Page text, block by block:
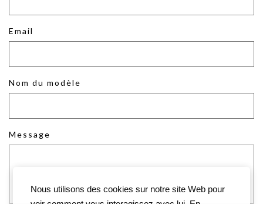
Email
Nom du modèle
Message
Nous utilisons des cookies sur notre site Web pour